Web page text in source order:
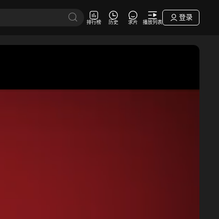
排行榜 历史 求片 播放列表
登录